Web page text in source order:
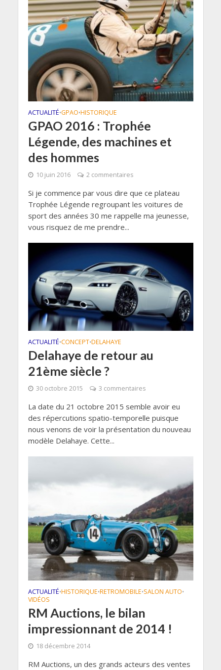
ACTUALITÉ•GPAO•HISTORIQUE
GPAO 2016 : Trophée
Légende, des machines et
des hommes
10 juin 2016 2 commentaires
Si je commence par vous dire que ce plateau
Trophée Légende regroupant les voitures de
sport des années 30 me rappelle ma jeunesse,
vous risquez de me prendre...
ACTUALITÉ•CONCEPT•DELAHAYE
Delahaye de retour au
21ème siècle ?
30 octobre 2015 3 commentaires
La date du 21 octobre 2015 semble avoir eu
des répercutions spatio-temporelle puisque
nous venons de voir la présentation du nouveau
modèle Delahaye. Cette...
ACTUALITÉ•HISTORIQUE•RETROMOBILE•SALON AUTO•
VIDÉOS
RM Auctions, le bilan
impressionnant de 2014 !
18 décembre 2014
RM Auctions, un des grands acteurs des ventes